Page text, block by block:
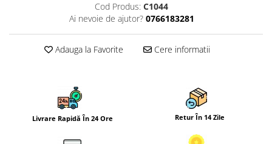
Cod Produs: C1044
Ai nevoie de ajutor? 0766183281
Adauga la Favorite Cere informatii
Livrare Rapidă În 24 Ore Retur În 14 Zile